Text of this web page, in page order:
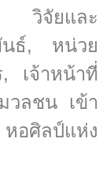
วิจัยและ
นธ์, หน่วย
เจ้าหน้าที่
วลชน เข้า
อศิลป์แห่ง